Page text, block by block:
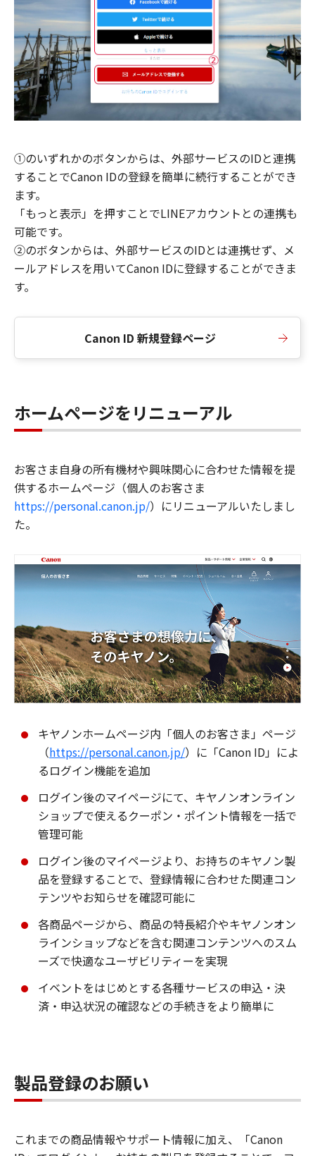
①のいずれかのボタンからは、外部サービスのIDと連携
することでCanon IDの登録を簡単に続行することができ
ます。
「もっと表示」を押すことでLINEアカウントとの連携も
可能です。
②のボタンからは、外部サービスのIDとは連携せず、メ
ールアドレスを用いてCanon IDに登録することができま
す。
Canon ID 新規登録ページ
ホームページをリニューアル
お客さま自身の所有機材や興味関心に合わせた情報を提
供するホームページ（個人のお客さま
https://personal.canon.jp/）にリニューアルいたしまし
た。
キヤノンホームページ内「個人のお客さま」ページ
（https://personal.canon.jp/）に「Canon ID」によ
るログイン機能を追加
ログイン後のマイページにて、キヤノンオンライン
ショップで使えるクーポン・ポイント情報を一括で
管理可能
ログイン後のマイページより、お持ちのキヤノン製
品を登録することで、登録情報に合わせた関連コン
テンツやお知らせを確認可能に
各商品ページから、商品の特長紹介やキヤノンオン
ラインショップなどを含む関連コンテンツへのスム
ーズで快適なユーザビリティーを実現
イベントをはじめとする各種サービスの申込・決
済・申込状況の確認などの手続きをより簡単に
製品登録のお願い
これまでの商品情報やサポート情報に加え、「Canon